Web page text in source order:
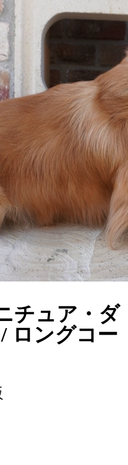
チュア・ダ
ロングコー